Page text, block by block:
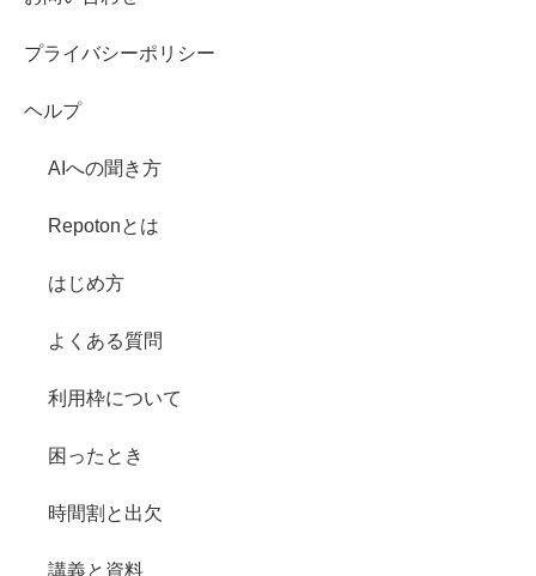
プライバシーポリシー
ヘルプ
AIへの聞き方
Repotonとは
はじめ方
よくある質問
利用枠について
困ったとき
時間割と出欠
講義と資料